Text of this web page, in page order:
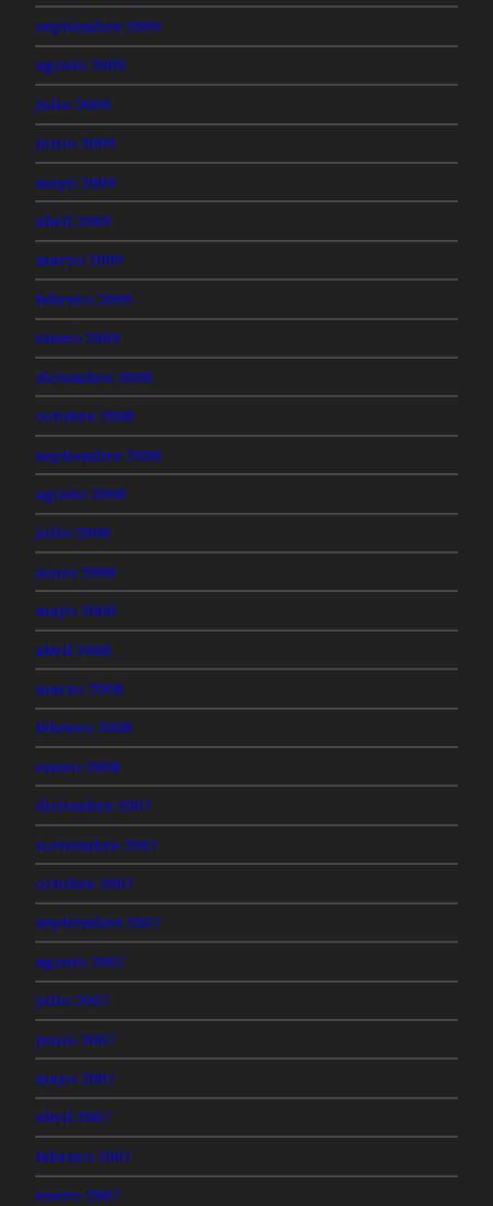
septiembre 2009
agosto 2009
julio 2009
junio 2009
mayo 2009
abril 2009
marzo 2009
febrero 2009
enero 2009
diciembre 2008
octubre 2008
septiembre 2008
agosto 2008
julio 2008
junio 2008
mayo 2008
abril 2008
marzo 2008
febrero 2008
enero 2008
diciembre 2007
noviembre 2007
octubre 2007
septiembre 2007
agosto 2007
julio 2007
junio 2007
mayo 2007
abril 2007
febrero 2007
enero 2007